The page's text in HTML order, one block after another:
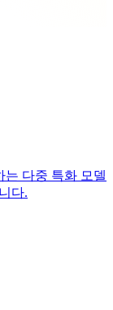
는 다중 특화 모델
다.